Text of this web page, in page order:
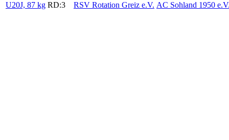
U20J, 87 kg RD:3 RSV Rotation Greiz e.V. AC Sohland 1950